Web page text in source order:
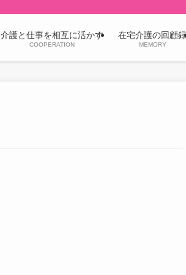
介護と仕事を相互に活かす
COOPERATION
在宅介護の回顧録
MEMORY